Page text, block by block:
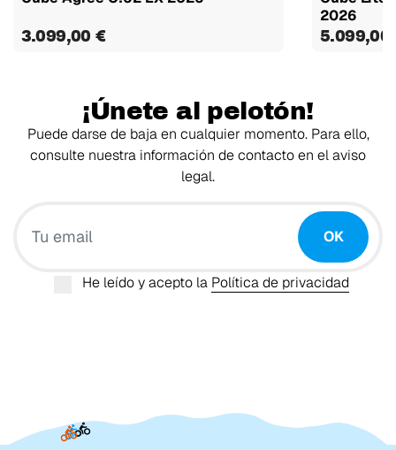
3.099,00 €
2026
5.099,00
¡Únete al pelotón!
Puede darse de baja en cualquier momento. Para ello,
consulte nuestra información de contacto en el aviso
legal.
OK
He leído y acepto la Política de privacidad